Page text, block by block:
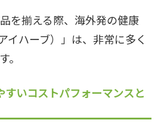
を揃える際、海外発の健康
イハーブ）」は、非常に多く
。
いコストパフォーマンスと